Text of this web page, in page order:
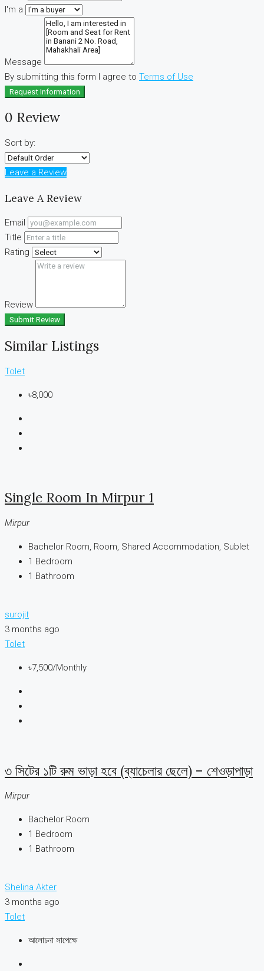
I'm a
Message
By submitting this form I agree to Terms of Use
Request Information
0 Review
Sort by:
Leave a Review
Leave A Review
Email
Title
Rating
Review
Submit Review
Similar Listings
Tolet
৳8,000
Single Room In Mirpur 1
Mirpur
Bachelor Room, Room, Shared Accommodation, Sublet
1 Bedroom
1 Bathroom
surojit
3 months ago
Tolet
৳7,500/Monthly
৩ সিটের ১টি রুম ভাড়া হবে (ব্যাচেলার ছেলে) – শেওড়াপাড়া
Mirpur
Bachelor Room
1 Bedroom
1 Bathroom
Shelina Akter
3 months ago
Tolet
আলোচনা সাপেক্ষে